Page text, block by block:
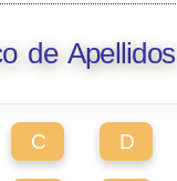
de Apellidos
C D